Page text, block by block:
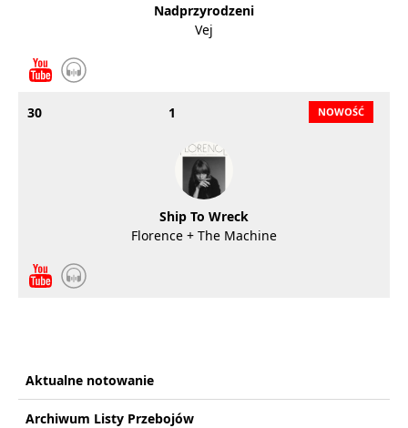
Nadprzyrodzeni
Vej
30 1
Ship To Wreck
Florence + The Machine
Aktualne notowanie
Archiwum Listy Przebojów